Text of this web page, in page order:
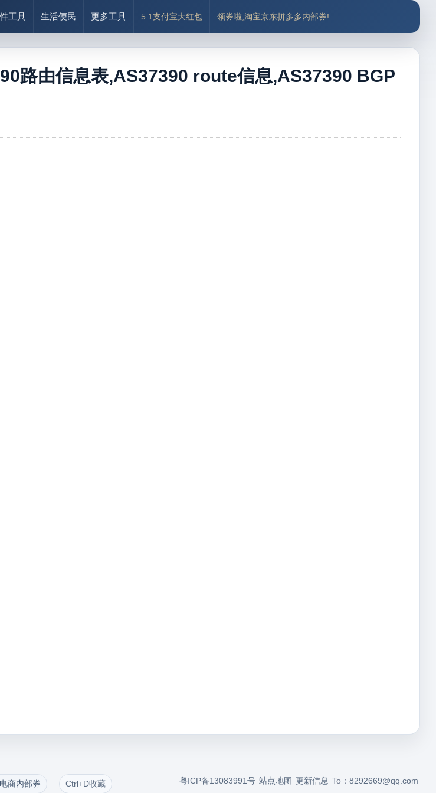
工具 生活便民 更多工具 5.1支付宝大红包 领券啦,淘宝京东拼多多内部券!
路由信息表,AS37390 route信息,AS37390 BGP
商内部券 Ctrl+D收藏 To：8292669@qq.com
更新信息
站点地图
粤ICP备13083991号